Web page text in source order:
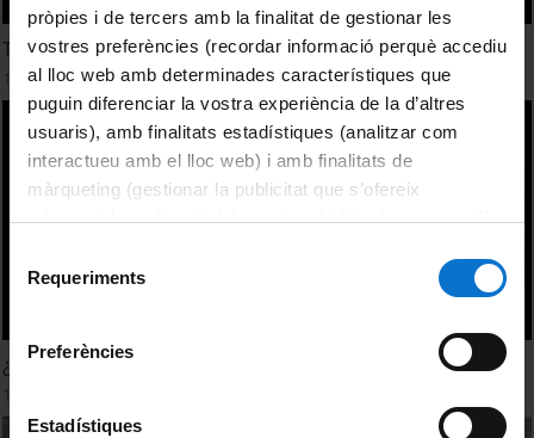
pròpies i de tercers amb la finalitat de gestionar les
vostres preferències (recordar informació perquè accediu
al lloc web amb determinades característiques que
puguin diferenciar la vostra experiència de la d’altres
usuaris), amb finalitats estadístiques (analitzar com
interactueu amb el lloc web) i amb finalitats de
màrqueting (gestionar la publicitat que s’ofereix
adequant-la en funció dels vostres hàbits de navegació).
consultar laPolítica de galetes del lloc web de la
Requeriments
Preferències
Estadístiques
Té l'aigua poder d'atracció?
1 April, 2010
¿Tiene el agua poder de atracción?